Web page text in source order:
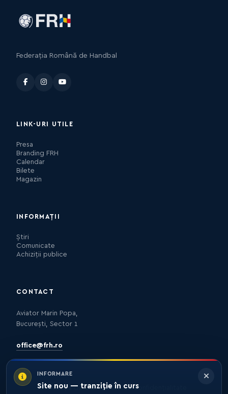
INFORMARE
Site nou — tranziție în curs
Federația Română de Handbal
LINK-URI UTILE
Presa
Branding FRH
Calendar
Bilete
Magazin
INFORMAȚII
Știri
Comunicate
Achiziții publice
CONTACT
Aviator Marin Popa,
București, Sector 1
office@frh.ro
Protecția datelorPolitica de confidențialitate